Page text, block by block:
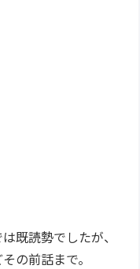
既読勢でしたが、
の前話まで。